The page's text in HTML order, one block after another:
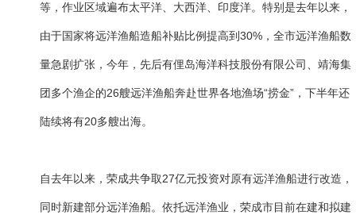
等，作业区域遍布太平洋、大西洋、印度洋。特别是去年以来，
由于国家将远洋渔船造船补贴比例提高到30%，全市远洋渔船数
量急剧扩张，今年，先后有俚岛海洋科技股份有限公司、靖海集
团多个渔企的26艘远洋渔船奔赴世界各地渔场“捞金”，下半年还
陆续将有20多艘出海。
自去年以来，荣成共争取27亿元投资对原有远洋渔船进行改造，
同时新建部分远洋渔船。依托远洋渔业，荣成市目前在建和拟建